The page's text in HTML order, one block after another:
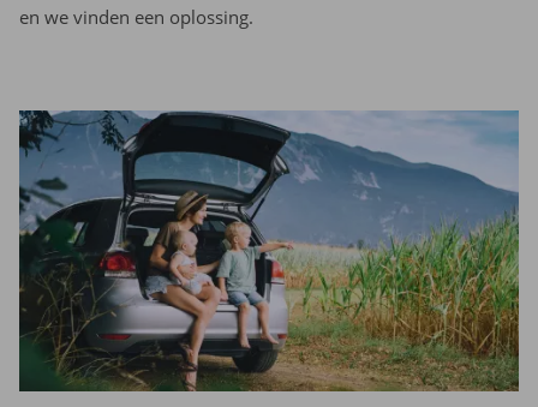
en we vinden een oplossing.